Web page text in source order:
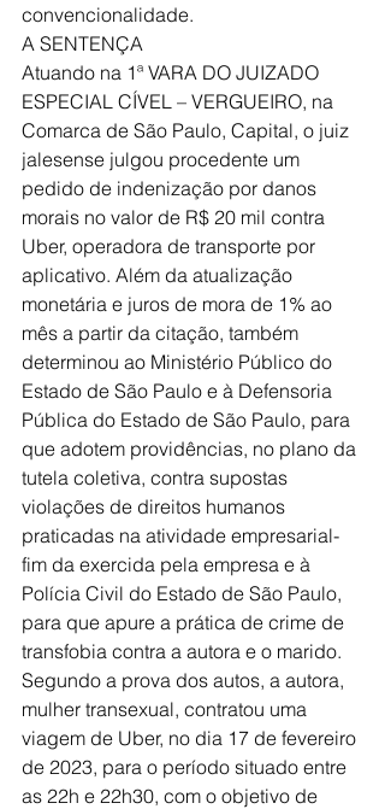
convencionalidade.
A SENTENÇA
Atuando na 1ª VARA DO JUIZADO
ESPECIAL CÍVEL – VERGUEIRO, na
Comarca de São Paulo, Capital, o juiz
jalesense julgou procedente um
pedido de indenização por danos
morais no valor de R$ 20 mil contra
Uber, operadora de transporte por
aplicativo. Além da atualização
monetária e juros de mora de 1% ao
mês a partir da citação, também
determinou ao Ministério Público do
Estado de São Paulo e à Defensoria
Pública do Estado de São Paulo, para
que adotem providências, no plano da
tutela coletiva, contra supostas
violações de direitos humanos
praticadas na atividade empresarial-
fim da exercida pela empresa e à
Polícia Civil do Estado de São Paulo,
para que apure a prática de crime de
transfobia contra a autora e o marido.
Segundo a prova dos autos, a autora,
mulher transexual, contratou uma
viagem de Uber, no dia 17 de fevereiro
de 2023, para o período situado entre
as 22h e 22h30, com o objetivo de